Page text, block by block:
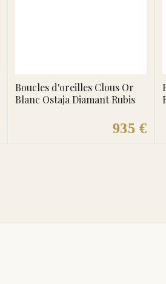
Boucles d'oreilles Clous Or
Blanc Ostaja Diamant Rubis
935 €